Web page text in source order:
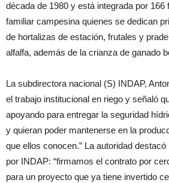
década de 1980 y está integrada por 166
familiar campesina quienes se dedican
de hortalizas de estación, frutales y
alfalfa, además de la crianza de ganado
La subdirectora nacional (S) INDAP,
el trabajo institucional en riego y señaló
apoyando para entregar la seguridad
y quieran poder mantenerse en la
que ellos conocen.” La autoridad
por INDAP: “firmamos el contrato por
para un proyecto que ya tiene invertido